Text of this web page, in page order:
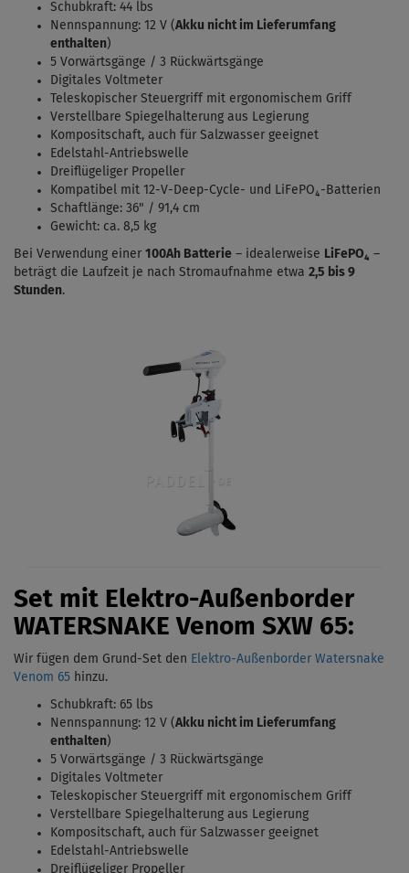
Schubkraft: 44 lbs
Nennspannung: 12 V (Akku nicht im Lieferumfang
enthalten)
5 Vorwärtsgänge / 3 Rückwärtsgänge
Digitales Voltmeter
Teleskopischer Steuergriff mit ergonomischem Griff
Verstellbare Spiegelhalterung aus Legierung
Kompositschaft, auch für Salzwasser geeignet
Edelstahl-Antriebswelle
Dreiflügeliger Propeller
Kompatibel mit 12-V-Deep-Cycle- und LiFePO₄-Batterien
Schaftlänge: 36" / 91,4 cm
Gewicht: ca. 8,5 kg
Bei Verwendung einer 100Ah Batterie – idealerweise LiFePO₄ –
beträgt die Laufzeit je nach Stromaufnahme etwa 2,5 bis 9
Stunden.
Set mit Elektro-Außenborder
WATERSNAKE Venom SXW 65:
Wir fügen dem Grund-Set den Elektro-Außenborder Watersnake
Venom 65 hinzu.
Schubkraft: 65 lbs
Nennspannung: 12 V (Akku nicht im Lieferumfang
enthalten)
5 Vorwärtsgänge / 3 Rückwärtsgänge
Digitales Voltmeter
Teleskopischer Steuergriff mit ergonomischem Griff
Verstellbare Spiegelhalterung aus Legierung
Kompositschaft, auch für Salzwasser geeignet
Edelstahl-Antriebswelle
Dreiflügeliger Propeller